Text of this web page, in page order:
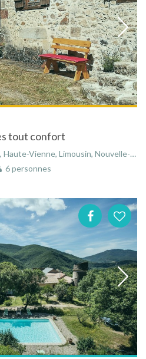
tout confort
Limousin, Nouvelle-Aquitaine, France
6 personnes